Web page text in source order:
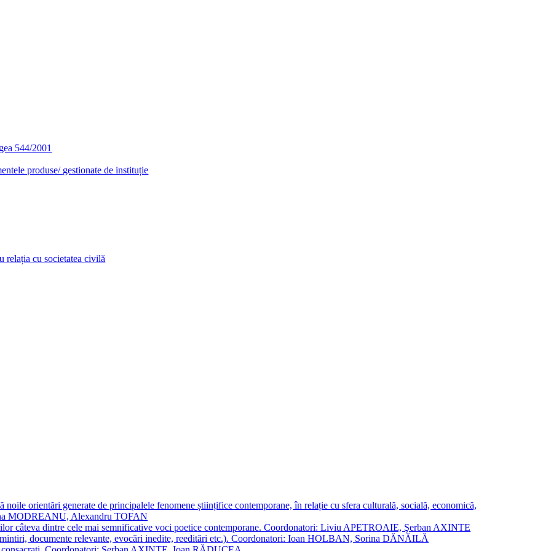
544/2001
produse/ gestionate de instituție
relația cu societatea civilă
noile orientări generate de principalele fenomene științifice contemporane, în relație cu sfera culturală, socială, economică,
MODREANU, Alexandru TOFAN
câteva dintre cele mai semnificative voci poetice contemporane. Coordonatori: Liviu APETROAIE, Şerban AXINTE
documente relevante, evocări inedite, reeditări etc.). Coordonatori: Ioan HOLBAN, Sorina DĂNĂILĂ